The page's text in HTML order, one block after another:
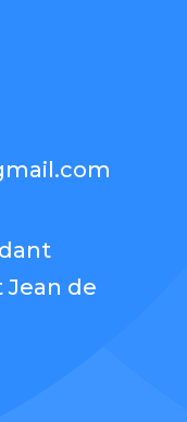
Jean de